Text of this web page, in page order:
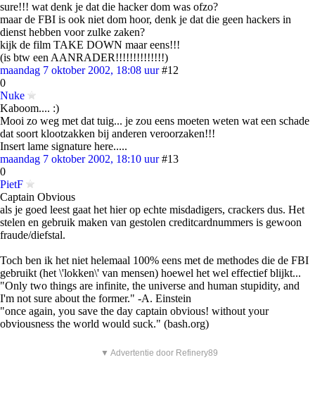
sure!!! wat denk je dat die hacker dom was ofzo?
maar de FBI is ook niet dom hoor, denk je dat die geen hackers in
dienst hebben voor zulke zaken?
kijk de film TAKE DOWN maar eens!!!
(is btw een AANRADER!!!!!!!!!!!!!!)
maandag 7 oktober 2002, 18:08 uur #12
0
Nuke
Kaboom.... :)
Mooi zo weg met dat tuig... je zou eens moeten weten wat een schade
dat soort klootzakken bij anderen veroorzaken!!!
Insert lame signature here.....
maandag 7 oktober 2002, 18:10 uur #13
0
PietF
Captain Obvious
als je goed leest gaat het hier op echte misdadigers, crackers dus. Het
stelen en gebruik maken van gestolen creditcardnummers is gewoon
fraude/diefstal.
Toch ben ik het niet helemaal 100% eens met de methodes die de FBI
gebruikt (het \'lokken\' van mensen) hoewel het wel effectief blijkt...
"Only two things are infinite, the universe and human stupidity, and
I'm not sure about the former." -A. Einstein
"once again, you save the day captain obvious! without your
obviousness the world would suck." (bash.org)
▼ Advertentie door Refinery89